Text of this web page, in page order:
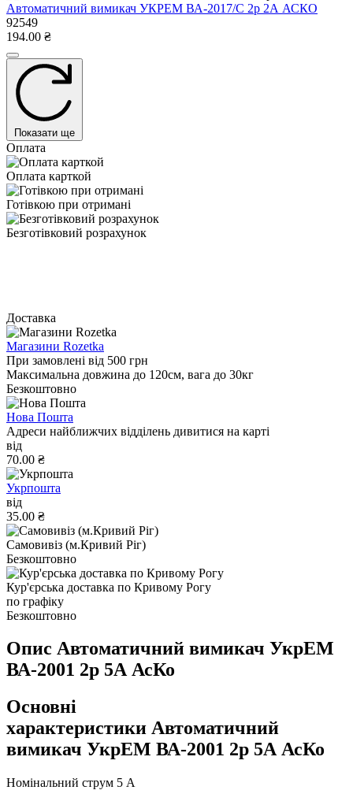
Автоматичний вимикач УКРЕМ ВА-2017/С 2р 2А АСКО
92549
194.00 ₴
Показати ще
Оплата
Оплата карткой
Готівкою при отримані
Безготівковий розрахунок
Доставка
Магазини Rozetka
При замовлені від 500 грн
Максимальна довжина до 120см, вага до 30кг
Безкоштовно
Нова Пошта
Адреси найближчих відділень дивитися на карті
від
70.00 ₴
Укрпошта
від
35.00 ₴
Самовивіз (м.Кривий Ріг)
Безкоштовно
Кур'єрська доставка по Кривому Рогу
по графіку
Безкоштовно
Опис Автоматичний вимикач УкрЕМ
ВА-2001 2р 5А АсКо
Основні
характеристики Автоматичний
вимикач УкрЕМ ВА-2001 2р 5А АсКо
Номінальний струм 5 А